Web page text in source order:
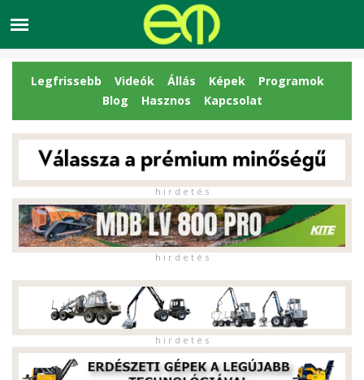
Legfrissebb Videók Állás Képek
Programok
Blog
Hasznos Kapcsolat
h i r d e t é s
h i r d e t é s
h i r d e t é s